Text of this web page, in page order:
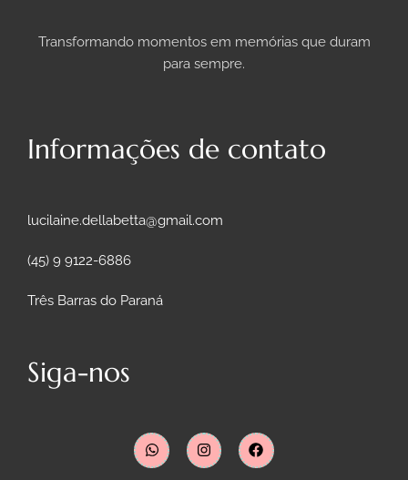
Transformando momentos em memórias que duram
para sempre.
Informações de contato
lucilaine.dellabetta@gmail.com
(45) 9 9122-6886
Três Barras do Paraná
Siga-nos